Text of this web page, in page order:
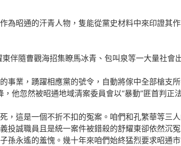
昭通的汗青人物，隻能從黨史材料中來印證其
隨曹觀海招集瞭馬冰青、包叫泉等一大量社會
業，踴躍相應黨的號令，自動將傢中全部槍支所
忽然被昭通地域清案委員會以“暴動”匪首判正
這是一個不折不扣的冤案。咱們和孔繁華等三
投誠職員且是統一案件被錯殺的舒耀東卻依然沉冤
永遙的羞愧。幾十年來咱們始終猛烈要求昭通